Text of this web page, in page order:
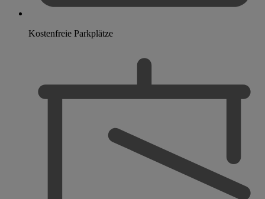
Kostenfreie Parkplätze